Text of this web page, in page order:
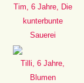
Tim, 6 Jahre, Die
kunterbunte
Sauerei
Tilli, 6 Jahre,
Blumen